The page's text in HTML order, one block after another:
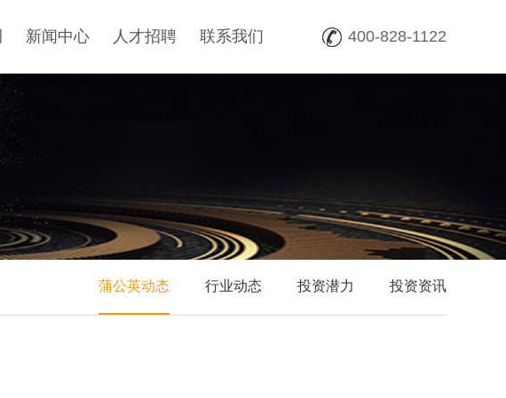
400-828-1122
新闻中心 人才招聘 联系我们
投资资讯
投资潜力
行业动态
蒲公英动态